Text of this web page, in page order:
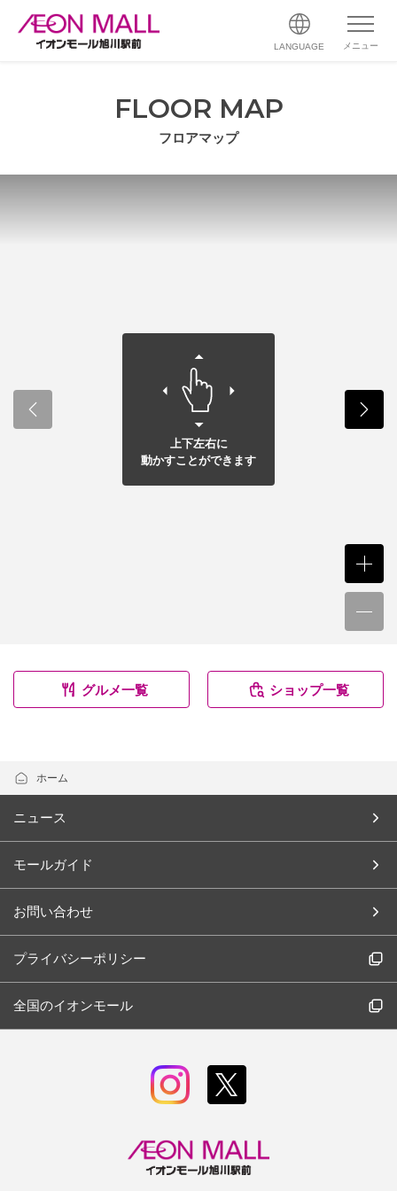
LANGUAGE メニュー
FLOOR MAP
フロアマップ
上下左右に
動かすことができます
グルメ一覧 ショップ一覧
ホーム
ニュース
モールガイド
お問い合わせ
プライバシーポリシー
全国のイオンモール